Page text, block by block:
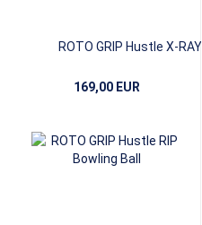
ROTO GRIP Hustle X-RAY
169,00 EUR